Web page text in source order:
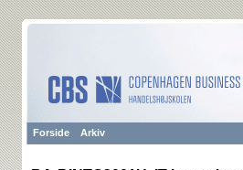
Forside Arkiv